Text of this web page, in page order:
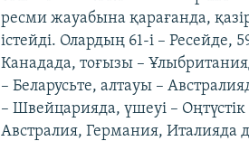
ресми жауабына қарағанда,
істейді. Олардың 61-і –
Канадада, тоғызы –
– Беларусьте, алтауы –
– Швейцарияда, үшеуі –
Австралия, Германия, Италияда